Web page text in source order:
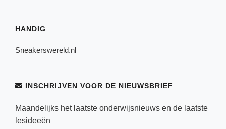
HANDIG
Sneakerswereld.nl
INSCHRIJVEN VOOR DE NIEUWSBRIEF
Maandelijks het laatste onderwijsnieuws en de laatste
lesideeën